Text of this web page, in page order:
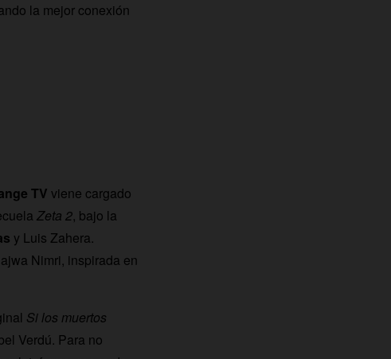
la mejor conexión
TV viene cargado
Zeta 2, bajo la
y Luis Zahera.
Nimri, inspirada en
Si los muertos
Verdú. Para no